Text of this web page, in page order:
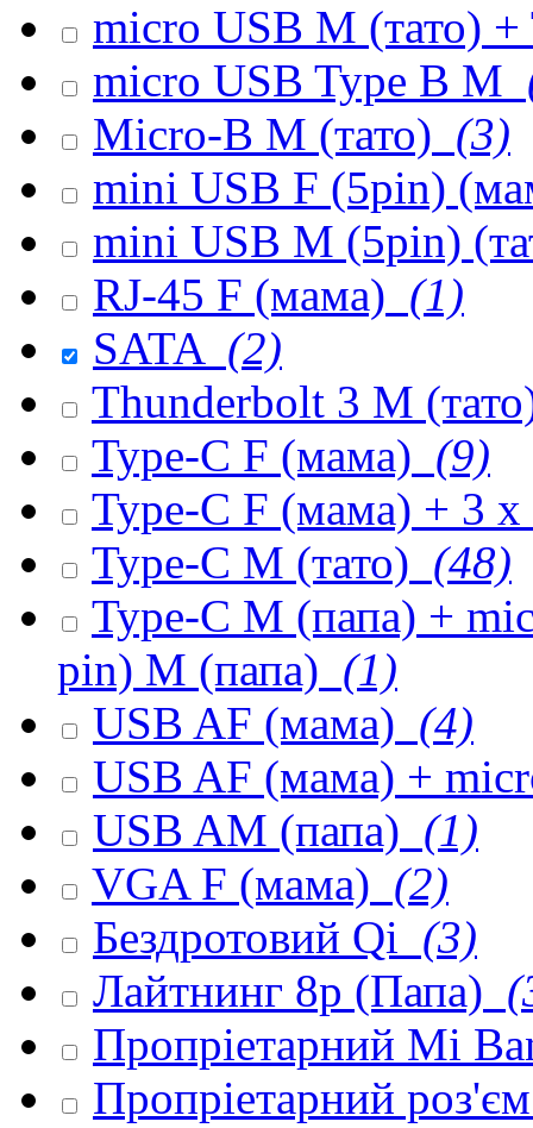
micro USB M (тато)
micro USB Type B M
Micro-B M (тато) (3)
mini USB F (5pin)
mini USB M (5pin)
RJ-45 F (мама) (1)
SATA (2)
Thunderbolt 3 M
Type-C F (мама) (9)
Type-C F (мама) + 3
Type-C M (тато) (48)
Type-C M (папа) +
pin) M (папа) (1)
USB AF (мама) (4)
USB AF (мама) +
USB AM (папа) (1)
VGA F (мама) (2)
Бездротовий Qi (3)
Лайтнинг 8p (Папа)
Пропріетарний Mi
Пропріетарний